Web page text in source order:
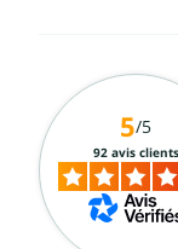
5/5
92 avis clients